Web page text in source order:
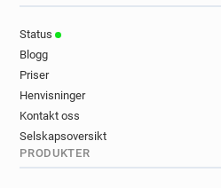
Status
Blogg
Priser
Henvisninger
Kontakt oss
Selskapsoversikt
PRODUKTER